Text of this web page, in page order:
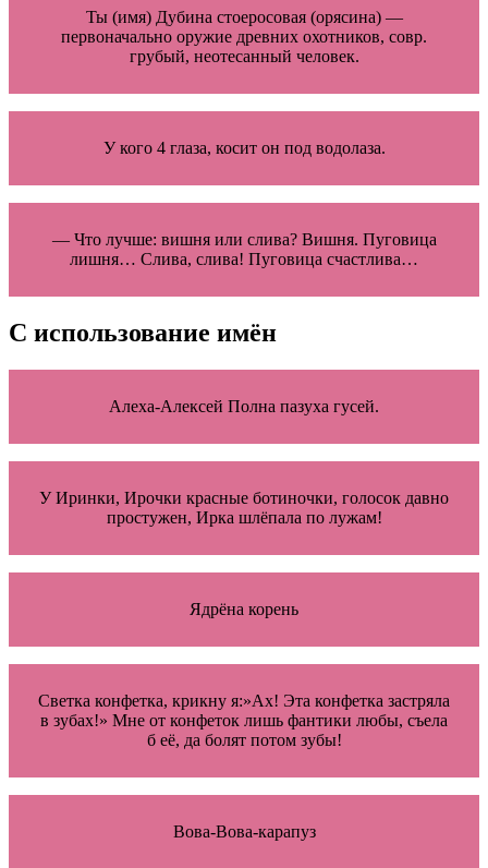
Ты (имя) Дубина стоеросовая (орясина) —
первоначально оружие древних охотников, совр.
грубый, неотесанный человек.
У кого 4 глаза, косит он под водолаза.
— Что лучше: вишня или слива? Вишня. Пуговица
лишня… Слива, слива! Пуговица счастлива…
С использование имён
Алеха-Алексей Полна пазуха гусей.
У Иринки, Ирочки красные ботиночки, голосок давно
простужен, Ирка шлёпала по лужам!
Ядрёна корень
Светка конфетка, крикну я:»Ах! Эта конфетка застряла
в зубах!» Мне от конфеток лишь фантики любы, съела
б её, да болят потом зубы!
Вова-Вова-карапуз